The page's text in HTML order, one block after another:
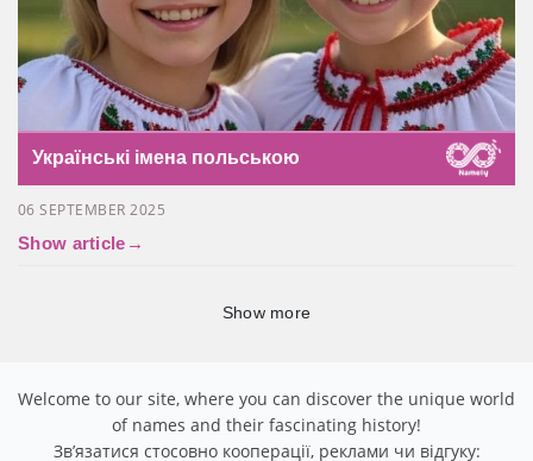
Українські імена польською
06 SEPTEMBER 2025
Show article →
Show more
Welcome to our site, where you can discover the unique world
of names and their fascinating history!
Звʼязатися стосовно кооперації, реклами чи відгуку: